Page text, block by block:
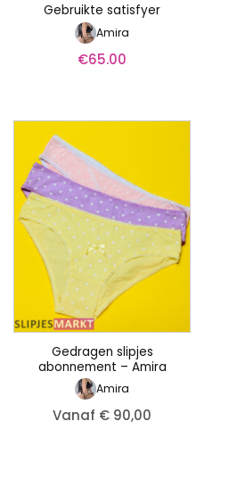
Gebruikte satisfyer
Amira
€65.00
Gedragen slipjes
abonnement – Amira
Amira
Vanaf € 90,00